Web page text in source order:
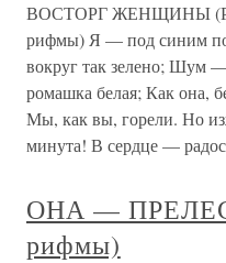
ВОСТОРГ ЖЕНЩИНЫ
рифмы) Я — под синим
вокруг так зелено; Шум
ромашка белая; Как она,
Мы, как вы, горели. Но
минута! В сердце —
ОНА —
рифмы)